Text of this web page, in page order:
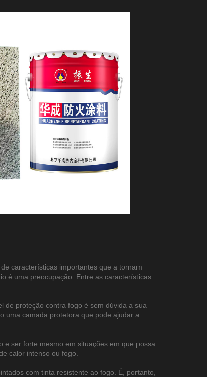
características importantes que a tornam
é uma preocupação. Entre as características
de proteção contra fogo é sem dúvida a sua
uma camada protetora que pode ajudar a
e ser forte mesmo em situações em que possa
calor intenso ou fogo.
com tinta resistente ao fogo. É, portanto,